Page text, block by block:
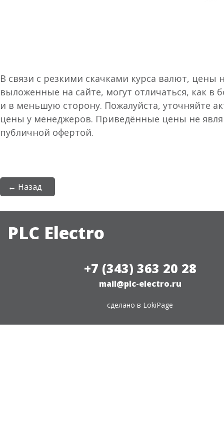
В связи с резкими скачками курса валют, цены
выложенные на сайте, могут отличаться, как в
и в меньшую сторону. Пожалуйста, уточняйте
цены у менеджеров. Приведённые цены не
публичной офертой.
← Назад
PLC Electro
+7 (343) 363 20 28
mail@plc-electro.ru
сделано в LokiPage